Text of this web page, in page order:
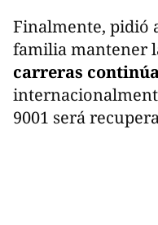
Finalmente, pidió
familia mantener
carreras
9001 será